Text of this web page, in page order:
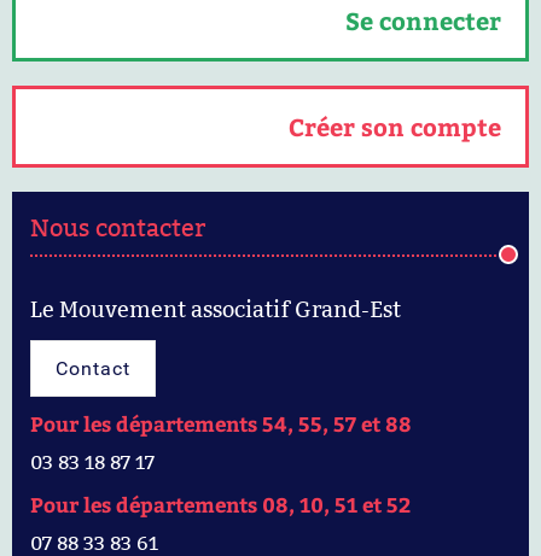
Se connecter
Créer son compte
Nous contacter
Le Mouvement associatif Grand-Est
Contact
Pour les départements 54, 55, 57 et 88
03 83 18 87 17
Pour les départements 08, 10, 51 et 52
07 88 33 83 61